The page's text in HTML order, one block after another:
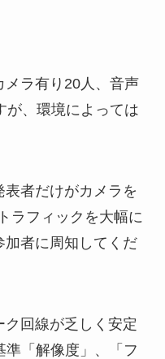
ラ有り20人、音声
が、環境によっては
表者だけがカメラを
ラフィックを大幅に
者に周知してくだ
回線が乏しく安定
準「解像度」、「フ